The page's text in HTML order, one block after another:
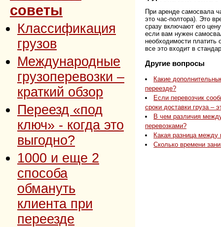
советы
Классификация
грузов
Международные
грузоперевозки –
краткий обзор
Переезд «под
ключ» - когда это
выгодно?
1000 и еще 2
способа
обмануть
клиента при
переезде
При аренде самосвала
это час-полтора). Это
сразу включают его
если вам нужен
необходимости платить
все это входит в
Другие вопросы
Какие
переезде?
Если перевозчик
сроки доставки груза –
В чем различия
перевозками?
Какая разница
Сколько времени